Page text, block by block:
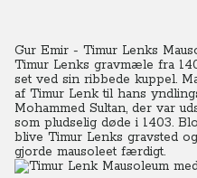
Gur Emir - Timur Lenks
Timur Lenks gravmæle fra
set ved sin ribbede kuppel.
af Timur Lenk til hans
Mohammed Sultan, der var
som pludselig døde i 1403.
blive Timur Lenks gravsted
gjorde mausoleet færdigt.